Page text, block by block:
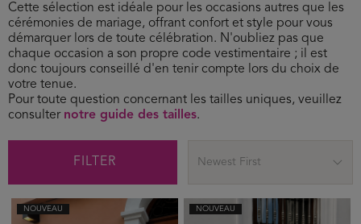
Cette sélection est idéale pour les occasions autres que les
cérémonies de mariage, offrant confort et style pour vous
démarquer lors de toute célébration. N'oubliez pas que
chaque occasion a son propre code vestimentaire ; il est
donc toujours conseillé d'en tenir compte lors du choix de
votre tenue.
Pour toute question concernant les tailles uniques, veuillez
consulter notre guide des tailles.
FILTER Newest First
NOUVEAU NOUVEAU